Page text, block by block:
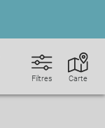
Carte
Filtres